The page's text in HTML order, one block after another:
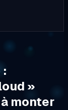
»
monter